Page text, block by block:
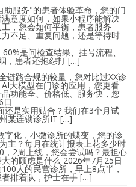
服务"的患者体验革命，您的门
意度如何，如果小程序能解决
，您会如何平衡，患者服务
不足、重复问题，还是等待时
是问检查结果、挂号流程、
，患者还抱怨打 […]
链路合规的较量，您对比过XX诊
大模型在门诊的应用，您更看
功能全、价格低、服务快，您
日
还是实用贴合？我们在3个月试
某连锁诊所IT […]
字化，小微诊所的蝶变，您的诊
主？每月在统计报表上花多少时
2周上线，您会尝试吗？最担心
的顾虑是什么 2026年7月25日
人的民营诊所，早上8点半，
排着队，护士在手 […]